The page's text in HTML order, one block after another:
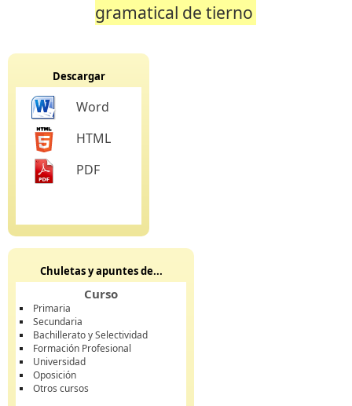
gramatical de tierno
Descargar
Word
HTML
PDF
Chuletas y apuntes de...
Curso
Primaria
Secundaria
Bachillerato y Selectividad
Formación Profesional
Universidad
Oposición
Otros cursos